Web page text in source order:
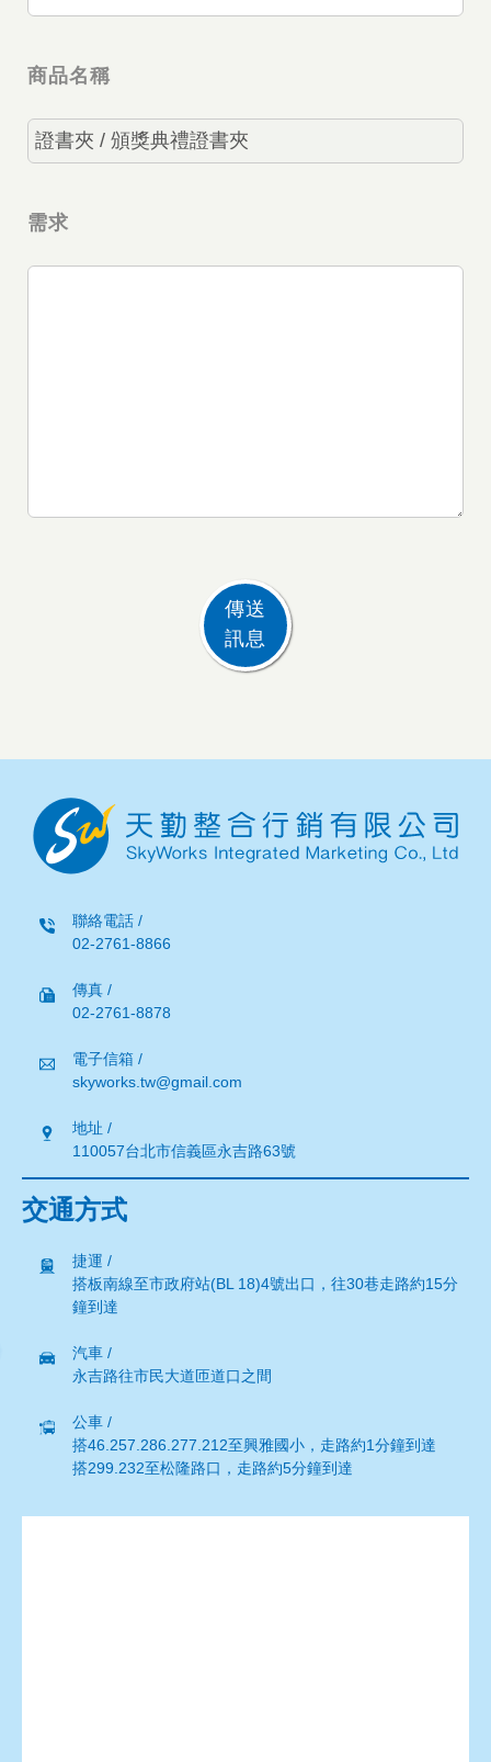
商品名稱
需求
傳送
訊息
聯絡電話 /
02-2761-8866
傳真 /
02-2761-8878
電子信箱 /
skyworks.tw@gmail.com
地址 /
110057台北市信義區永吉路63號
交通方式
捷運 /
搭板南線至市政府站(BL 18)4號出口，往30巷走路約15分
鐘到達
汽車 /
永吉路往市民大道匝道口之間
公車 /
搭46.257.286.277.212至興雅國小，走路約1分鐘到達
搭299.232至松隆路口，走路約5分鐘到達